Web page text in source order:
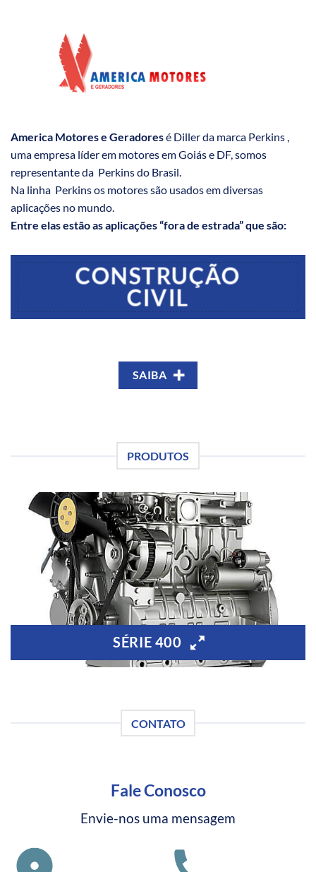
America Motores e Geradoresé Diller da marca Perkins ,
uma empresa líder em motores em Goiás e DF, somos
representante da Perkins do Brasil.
Na linha Perkins os motores são usados em diversas
aplicações no mundo.
Entre elas estão as aplicações “fora de estrada” que são:
CONSTRUÇÃO
CIVIL
SAIBA
PRODUTOS
SÉRIE 400
CONTATO
Fale Conosco
Envie-nos uma mensagem